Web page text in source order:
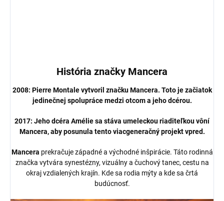
História značky Mancera
2008: Pierre Montale vytvoril značku Mancera. Toto je začiatok
jedinečnej spolupráce medzi otcom a jeho dcérou.
2017: Jeho dcéra Amélie sa stáva umeleckou riaditeľkou vôní
Mancera, aby posunula tento viacgeneračný projekt vpred.
Mancera prekračuje západné a východné inšpirácie. Táto rodinná
značka vytvára synestézny, vizuálny a čuchový tanec, cestu na
okraj vzdialených krajín. Kde sa rodia mýty a kde sa črtá
budúcnosť.